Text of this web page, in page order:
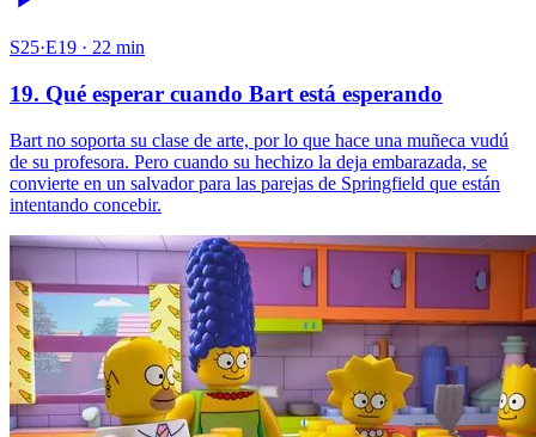
S25·E19 · 22 min
19. Qué esperar cuando Bart está esperando
Bart no soporta su clase de arte, por lo que hace una muñeca vudú
de su profesora. Pero cuando su hechizo la deja embarazada, se
convierte en un salvador para las parejas de Springfield que están
intentando concebir.